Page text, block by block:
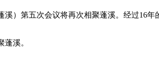
）第五次会议将再次相聚蓬溪。经过16年
溪。